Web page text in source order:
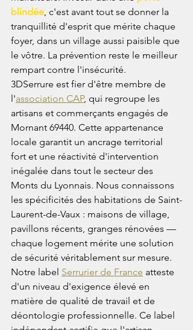
blindée , c'est avant tout se donner la
tranquillité d'esprit que mérite chaque
foyer, dans un village aussi paisible que
le vôtre. La prévention reste le meilleur
rempart contre l'insécurité.
3DSerrure est fier d'être membre de
l'association CAP, qui regroupe les
artisans et commerçants engagés de
Mornant 69440. Cette appartenance
locale garantit un ancrage territorial
fort et une réactivité d'intervention
inégalée dans tout le secteur des
Monts du Lyonnais. Nous connaissons
les spécificités des habitations de Saint-
Laurent-de-Vaux : maisons de village,
pavillons récents, granges rénovées —
chaque logement mérite une solution
de sécurité véritablement sur mesure.
Notre label Serrurier de France atteste
d'un niveau d'exigence élevé en
matière de qualité de travail et de
déontologie professionnelle. Ce label